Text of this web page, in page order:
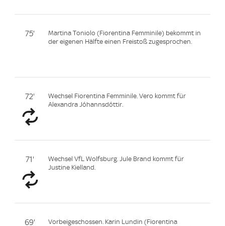
75'
Martina Toniolo (Fiorentina Femminile) bekommt in
der eigenen Hälfte einen Freistoß zugesprochen.
72'
Wechsel Fiorentina Femminile. Vero kommt für
Alexandra Jóhannsdóttir.
71'
Wechsel VfL Wolfsburg. Jule Brand kommt für
Justine Kielland.
69'
Vorbeigeschossen. Karin Lundin (Fiorentina